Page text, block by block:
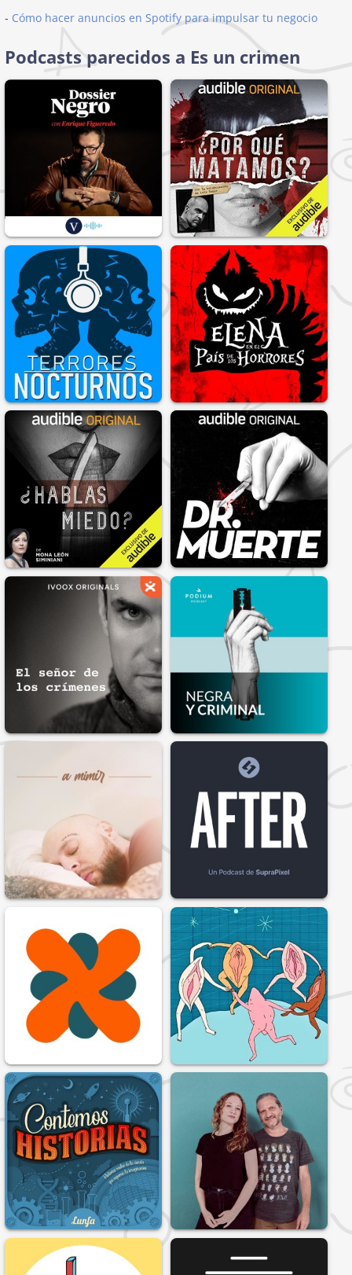
- Cómo hacer anuncios en Spotify para impulsar tu negocio
Podcasts parecidos a Es un crimen